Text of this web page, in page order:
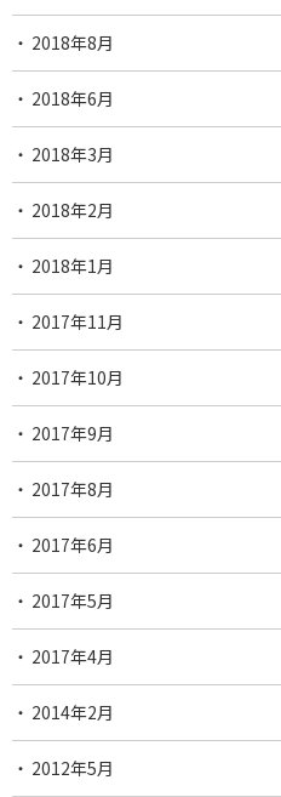
2018年8月
2018年6月
2018年3月
2018年2月
2018年1月
2017年11月
2017年10月
2017年9月
2017年8月
2017年6月
2017年5月
2017年4月
2014年2月
2012年5月